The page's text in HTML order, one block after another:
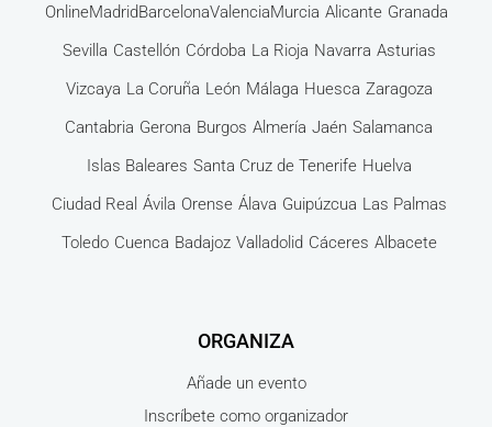
OnlineMadridBarcelonaValenciaMurcia Alicante Granada
Sevilla Castellón Córdoba La Rioja Navarra Asturias
Vizcaya La Coruña León Málaga Huesca Zaragoza
Cantabria Gerona Burgos Almería Jaén Salamanca
Islas Baleares Santa Cruz de Tenerife Huelva
Ciudad Real Ávila Orense Álava Guipúzcua Las Palmas
Toledo Cuenca Badajoz Valladolid Cáceres Albacete
ORGANIZA
Añade un evento
Inscríbete como organizador